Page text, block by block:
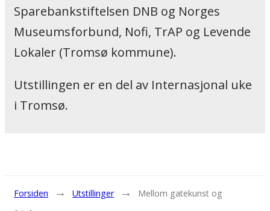
Sparebankstiftelsen DNB og Norges
Museumsforbund, Nofi, TrAP og Levende
Lokaler (Tromsø kommune).
Utstillingen er en del av Internasjonal uke
i Tromsø.
Forsiden → Utstillinger→
Mellom gatekunst og